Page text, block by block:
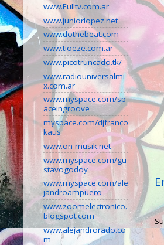
www.Fulltv.com.ar
www.juniorlopez.net
www.dothebeat.com
www.tioeze.com.ar
www.picotruncado.tk/
www.radiouniversalmi
x.com.ar
www.myspace.com/sp
aceingroove
myspace.com/djfranco
kaus
www.on-musik.net
www.myspace.com/gu
stavogodoy
www.myspace.com/ale
jandroampuero
www.zoomelectronico.
blogspot.com
www.alejandrorado.co
m